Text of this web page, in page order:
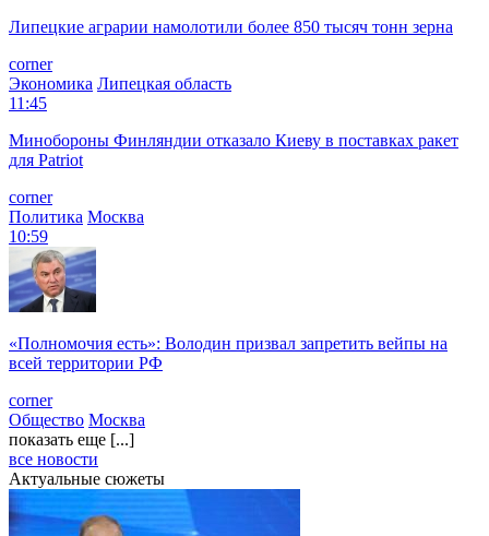
Липецкие аграрии намолотили более 850 тысяч тонн зерна
corner
Экономика Липецкая область
11:45
Минобороны Финляндии отказало Киеву в поставках ракет
для Patriot
corner
Политика Москва
10:59
«Полномочия есть»: Володин призвал запретить вейпы на
всей территории РФ
corner
Общество Москва
показать еще [...]
все новости
Актуальные сюжеты